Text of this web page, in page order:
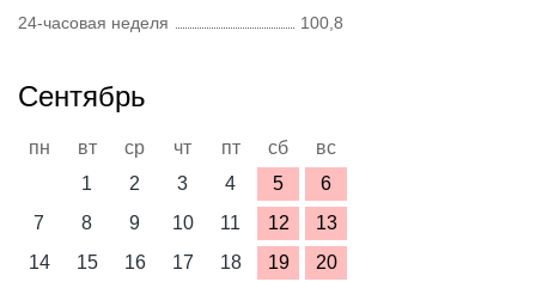
24-часовая неделя
100,8
Сентябрь
пн вт ср чт пт сб
вс
1
2 3 4 5
6
7
8 9 10 11 12
13
14
15 16 17 18 19
20